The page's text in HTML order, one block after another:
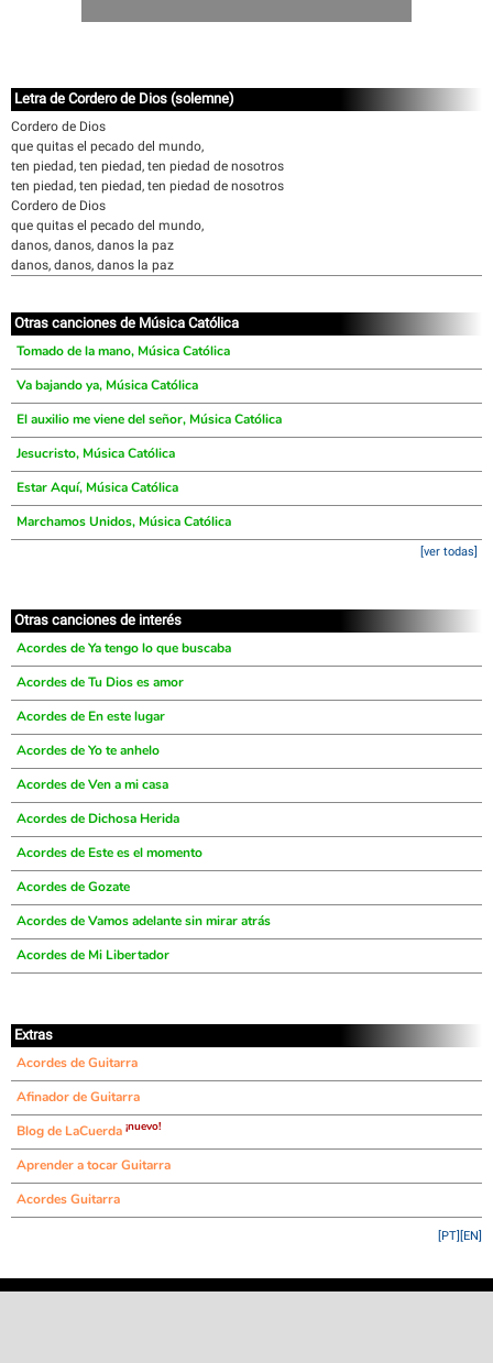
Letra de Cordero de Dios (solemne)
Cordero de Dios
que quitas el pecado del mundo,
ten piedad, ten piedad, ten piedad de nosotros
ten piedad, ten piedad, ten piedad de nosotros
Cordero de Dios
que quitas el pecado del mundo,
danos, danos, danos la paz
danos, danos, danos la paz
Otras canciones de Música Católica
Tomado de la mano, Música Católica
Va bajando ya, Música Católica
El auxilio me viene del señor, Música Católica
Jesucristo, Música Católica
Estar Aquí, Música Católica
Marchamos Unidos, Música Católica
[ver todas]
Otras canciones de interés
Acordes de Ya tengo lo que buscaba
Acordes de Tu Dios es amor
Acordes de En este lugar
Acordes de Yo te anhelo
Acordes de Ven a mi casa
Acordes de Dichosa Herida
Acordes de Este es el momento
Acordes de Gozate
Acordes de Vamos adelante sin mirar atrás
Acordes de Mi Libertador
Extras
Acordes de Guitarra
Afinador de Guitarra
Blog de LaCuerda ¡nuevo!
Aprender a tocar Guitarra
Acordes Guitarra
[EN]
[PT]